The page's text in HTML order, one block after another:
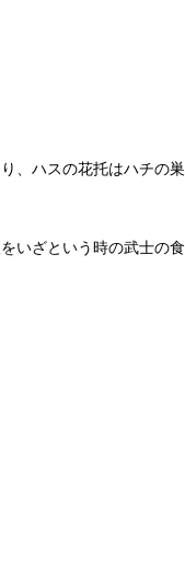
、ハスの花托はハチの
いざという時の武士の